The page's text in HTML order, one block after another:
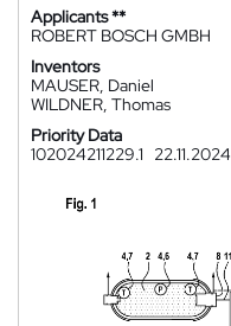
Applicants **
ROBERT BOSCH GMBH
Inventors
MAUSER, Daniel
WILDNER, Thomas
Priority Data
102024211229.1
22.11.2024